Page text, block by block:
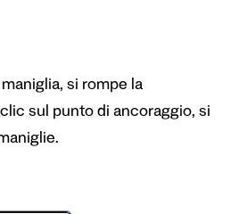
si rompe la
sul punto di ancoraggio, si